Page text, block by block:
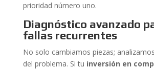
prioridad número uno.
Diagnóstico avanzado
fallas recurrentes
No solo cambiamos piezas;
del problema. Si tu inversión en